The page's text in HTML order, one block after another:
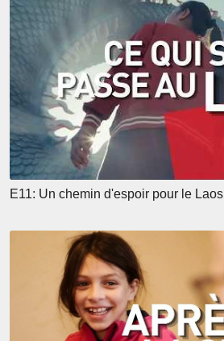
E11: Un chemin d'espoir pour le Laos